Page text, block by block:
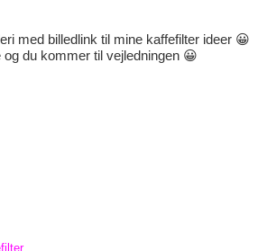
med billedlink til mine kaffefilter ideer 😀
og du kommer til vejledningen 😀